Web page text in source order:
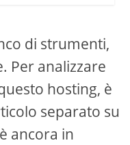
di strumenti,
Per analizzare
hosting, è
separato su
ancora in